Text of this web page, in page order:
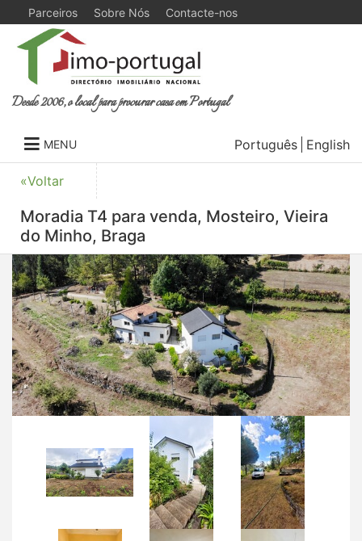
Parceiros Sobre Nós Contacte-nos
Desde 2006, o local para procurar casa em Portugal
MENU Português English
«Voltar
Moradia T4 para venda, Mosteiro, Vieira
do Minho, Braga